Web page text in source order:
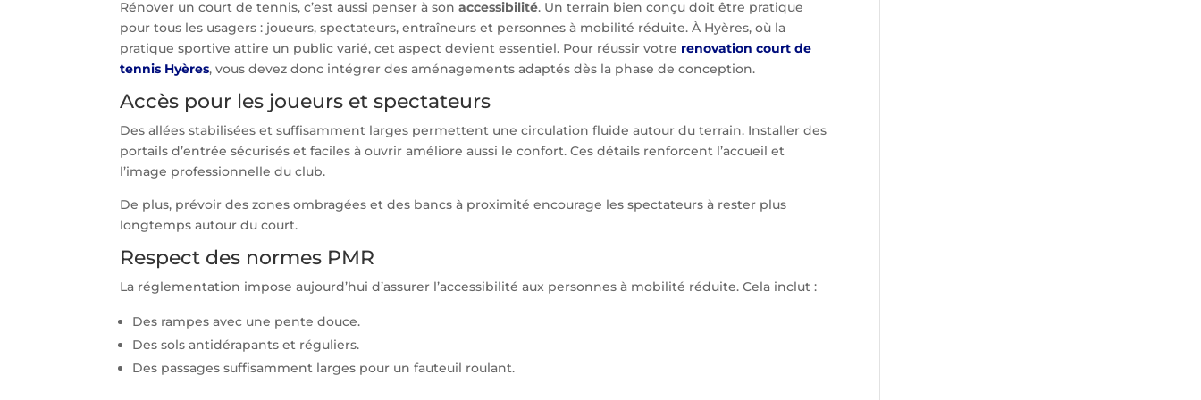
Rénover un court de tennis, c’est aussi penser à sonaccessibilité. Un terrain bien conçu doit être pratique
pour tous les usagers : joueurs, spectateurs, entraîneurs et personnes à mobilité réduite. À Hyères, où la
pratique sportive attire un public varié, cet aspect devient essentiel. Pour réussir votre renovation court de
tennis Hyères, vous devez donc intégrer des aménagements adaptés dès la phase de conception.
Accès pour les joueurs et spectateurs
Des allées stabilisées et suffisamment larges permettent une circulation fluide autour du terrain. Installer des
portails d’entrée sécurisés et faciles à ouvrir améliore aussi le confort. Ces détails renforcent l’accueil et
l’image professionnelle du club.
De plus, prévoir des zones ombragées et des bancs à proximité encourage les spectateurs à rester plus
longtemps autour du court.
Respect des normes PMR
La réglementation impose aujourd’hui d’assurer l’accessibilité aux personnes à mobilité réduite. Cela inclut :
Des rampes avec une pente douce.
Des sols antidérapants et réguliers.
Des passages suffisamment larges pour un fauteuil roulant.